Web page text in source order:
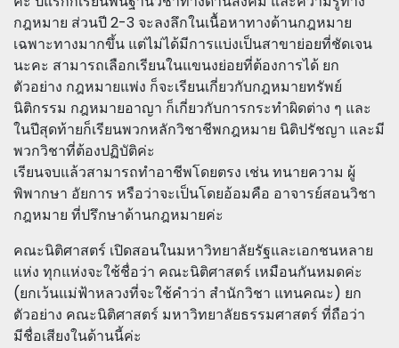
กฎหมาย ส่วนปี 2-3 จะลงลึกในเนื้อหาทางด้านกฎหมาย
เฉพาะทางมากขึ้น แต่ไม่ได้มีการแบ่งเป็นสาขาย่อยที่ชัดเจน
นะคะ สามารถเลือกเรียนในแขนงย่อยที่ต้องการได้ ยก
ตัวอย่าง กฎหมายแพ่ง ก็จะเรียนเกี่ยวกับกฎหมายทรัพย์
นิติกรรม กฎหมายอาญา ก็เกี่ยวกับการกระทำผิดต่าง ๆ และ
ในปีสุดท้ายก็เรียนพวกหลักวิชาชีพกฎหมาย นิติปรัชญา และมี
พวกวิชาที่ต้องปฏิบัติค่ะ
เรียนจบแล้วสามารถทำอาชีพโดยตรง เช่น ทนายความ ผู้
พิพากษา อัยการ หรือว่าจะเป็นโดยอ้อมคือ อาจารย์สอนวิชา
กฎหมาย ที่ปรึกษาด้านกฎหมายค่ะ
คณะนิติศาสตร์ เปิดสอนในมหาวิทยาลัยรัฐและเอกชนหลาย
แห่ง ทุกแห่งจะใช้ชื่อว่า คณะนิติศาสตร์ เหมือนกันหมดค่ะ
(ยกเว้นแม่ฟ้าหลวงที่จะใช้คำว่า สำนักวิชา แทนคณะ) ยก
ตัวอย่าง คณะนิติศาสตร์ มหาวิทยาลัยธรรมศาสตร์ ที่ถือว่า
มีชื่อเสียงในด้านนี้ค่ะ